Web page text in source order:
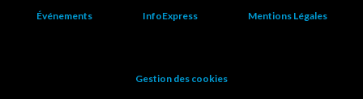
Événements InfoExpress Mentions Légales
Gestion des cookies